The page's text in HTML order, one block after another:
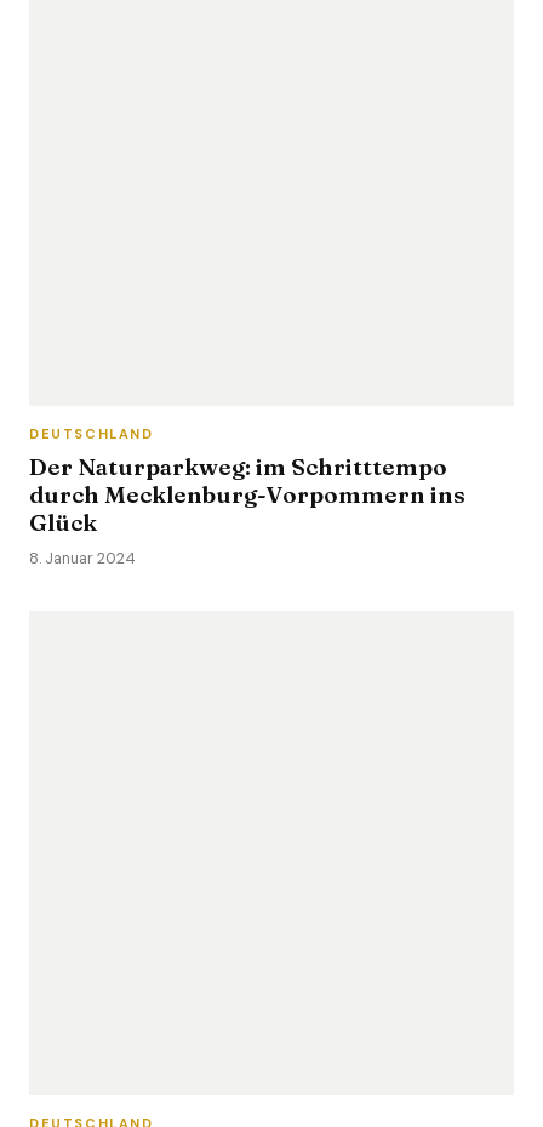
DEUTSCHLAND
Der Naturparkweg: im Schritttempo
durch Mecklenburg-Vorpommern ins
Glück
8. Januar 2024
DEUTSCHLAND